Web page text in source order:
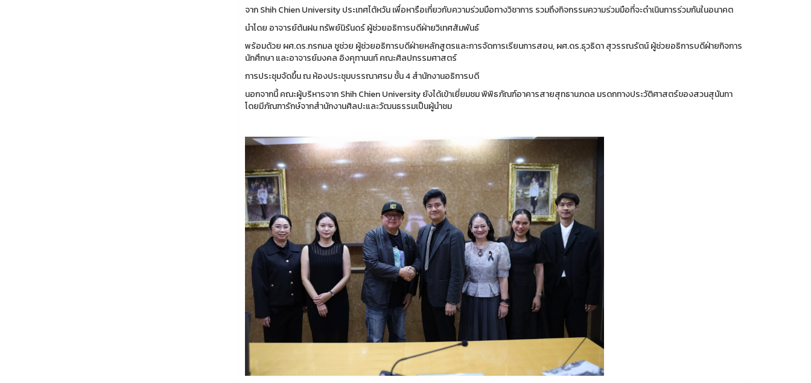
จาก Shih Chien University ประเทศไต้หวัน เพื่อหารือเกี่ยวกับความร่วมมือทางวิชาการ รวมถึงกิจกรรมความร่วมมือที่จะดำเนินการร่วมกันในอนาคต
นำโดย อาจารย์ต้นฝน ทรัพย์นิรันดร์ ผู้ช่วยอธิการบดีฝ่ายวิเทศสัมพันธ์
พร้อมด้วย ผศ.ดร.กรกมล ชูช่วย ผู้ช่วยอธิการบดีฝ่ายหลักสูตรและการจัดการเรียนการสอน, ผศ.ดร.ธุวธิดา สุวรรณรัตน์ ผู้ช่วยอธิการบดีฝ่ายกิจการ
นักศึกษา และอาจารย์มงคล อิงคุทานนท์ คณะศิลปกรรมศาสตร์
การประชุมจัดขึ้น ณ ห้องประชุมบรรณาศรม ชั้น 4 สำนักงานอธิการบดี
นอกจากนี้ คณะผู้บริหารจาก Shih Chien University ยังได้เข้าเยี่ยมชม พิพิธภัณฑ์อาคารสายสุทธานภดล มรดกทางประวัติศาสตร์ของสวนสุนันทา
โดยมีภัณฑารักษ์จากสำนักงานศิลปะและวัฒนธรรมเป็นผู้นำชม